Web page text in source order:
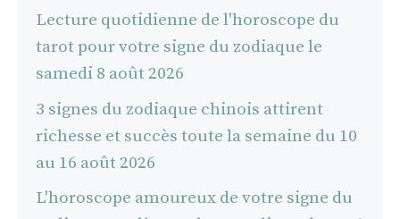
Lecture quotidienne de l'horoscope du
tarot pour votre signe du zodiaque le
samedi 8 août 2026
3 signes du zodiaque chinois attirent
richesse et succès toute la semaine du 10
au 16 août 2026
L'horoscope amoureux de votre signe du